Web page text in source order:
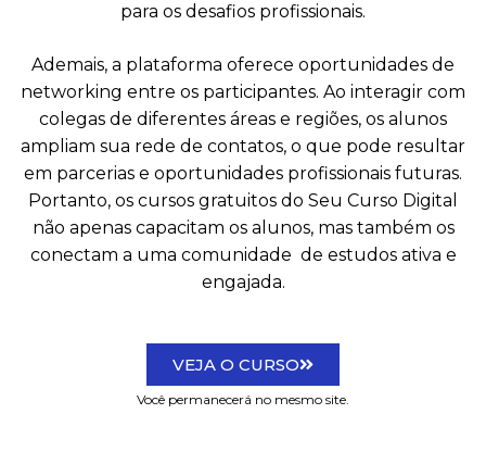
para os desafios profissionais.
Ademais, a plataforma oferece oportunidades de
networking entre os participantes. Ao interagir com
colegas de diferentes áreas e regiões, os alunos
ampliam sua rede de contatos, o que pode resultar
em parcerias e oportunidades profissionais futuras.
Portanto, os cursos gratuitos do Seu Curso Digital
não apenas capacitam os alunos, mas também os
conectam a uma comunidade de estudos ativa e
engajada.
VEJA O CURSO
Você permanecerá no mesmo site.